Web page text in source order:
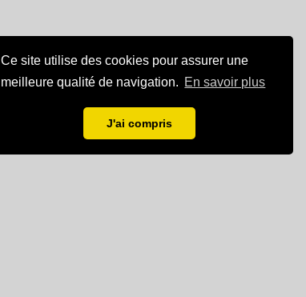
Ce site utilise des cookies pour assurer une
meilleure qualité de navigation. En savoir plus
J'ai compris